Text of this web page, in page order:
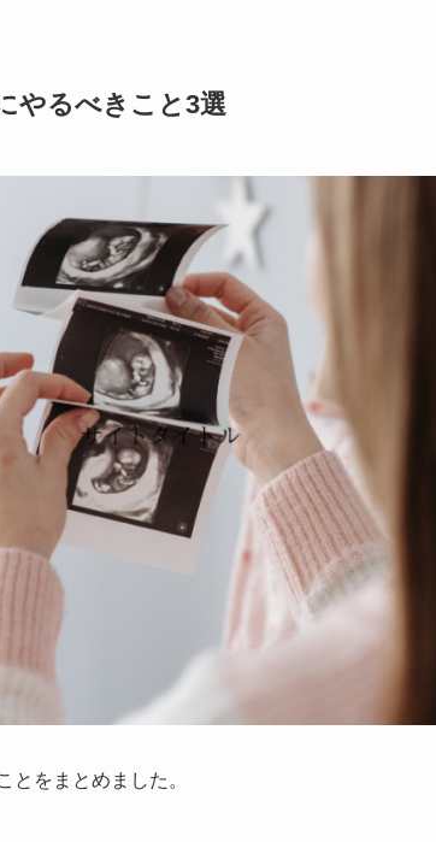
やるべきこと3選
とをまとめました。